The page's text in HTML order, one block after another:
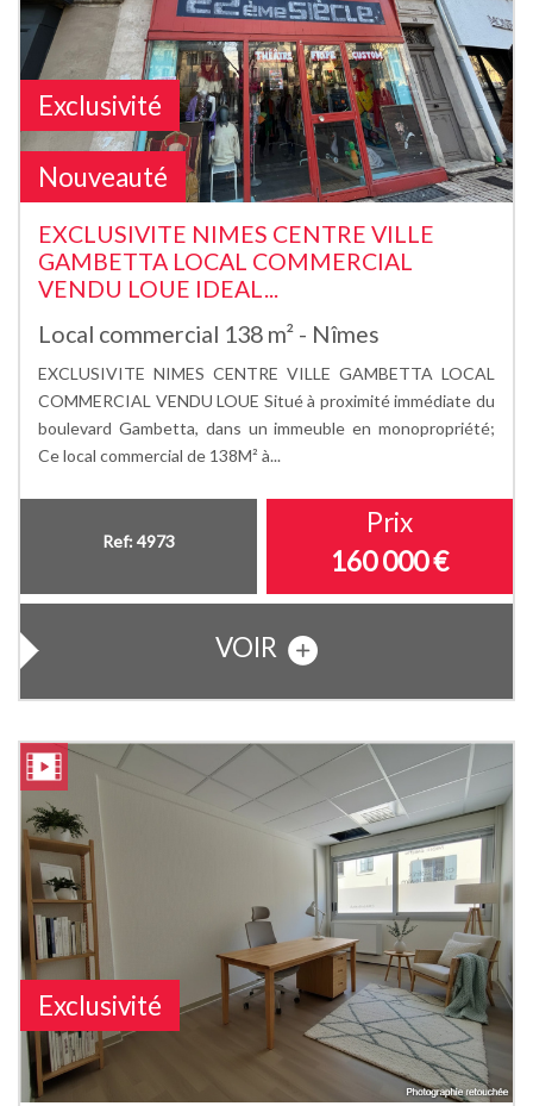
Exclusivité
Nouveauté
EXCLUSIVITE NIMES CENTRE VILLE
GAMBETTA LOCAL COMMERCIAL
VENDU LOUE IDEAL...
Local commercial 138 m² - Nîmes
EXCLUSIVITE NIMES CENTRE VILLE GAMBETTA LOCAL
COMMERCIAL VENDU LOUE Situé à proximité immédiate du
boulevard Gambetta, dans un immeuble en monopropriété;
Ce local commercial de 138M² à...
Ref: 4973
Prix
160 000 €
VOIR
Exclusivité